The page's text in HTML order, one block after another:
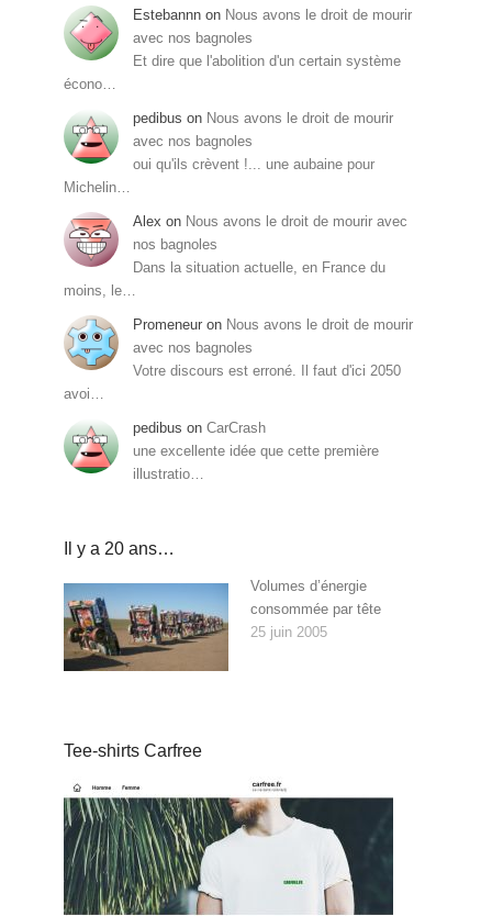
Estebannn on Nous avons le droit de mourir
avec nos bagnoles
Et dire que l'abolition d'un certain système
écono…
pedibus on Nous avons le droit de mourir
avec nos bagnoles
oui qu'ils crèvent !... une aubaine pour
Michelin…
Alex on Nous avons le droit de mourir avec
nos bagnoles
Dans la situation actuelle, en France du
moins, le…
Promeneur on Nous avons le droit de mourir
avec nos bagnoles
Votre discours est erroné. Il faut d'ici 2050
avoi…
pedibus on CarCrash
une excellente idée que cette première
illustratio…
Il y a 20 ans…
Volumes d’énergie
consommée par tête
25 juin 2005
Tee-shirts Carfree